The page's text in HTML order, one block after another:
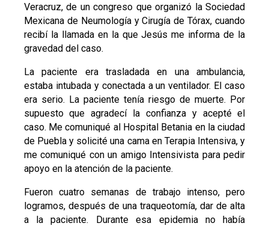
Veracruz, de un congreso que organizó la Sociedad
Mexicana de Neumología y Cirugía de Tórax, cuando
recibí la llamada en la que Jesús me informa de la
gravedad del caso.
La paciente era trasladada en una ambulancia,
estaba intubada y conectada a un ventilador. El caso
era serio. La paciente tenía riesgo de muerte. Por
supuesto que agradecí la confianza y acepté el
caso. Me comuniqué al Hospital Betania en la ciudad
de Puebla y solicité una cama en Terapia Intensiva, y
me comuniqué con un amigo Intensivista para pedir
apoyo en la atención de la paciente.
Fueron cuatro semanas de trabajo intenso, pero
logramos, después de una traqueotomía, dar de alta
a la paciente. Durante esa epidemia no había